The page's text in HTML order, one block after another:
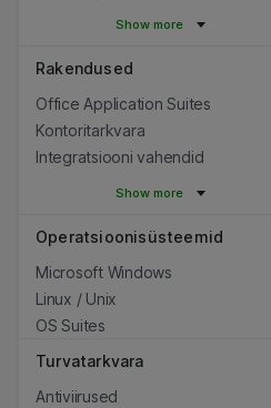
Show more
Rakendused
Office Application Suites
Kontoritarkvara
Integratsiooni vahendid
Show more
Operatsioonisüsteemid
Microsoft Windows
Linux / Unix
OS Suites
Turvatarkvara
Antiviirused